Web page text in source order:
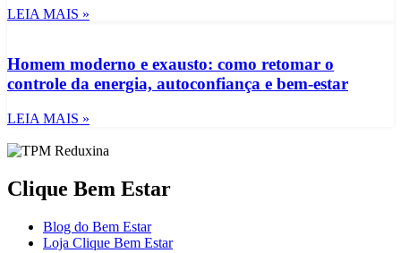
LEIA MAIS »
Homem moderno e exausto: como retomar o
controle da energia, autoconfiança e bem-estar
LEIA MAIS »
Clique Bem Estar
Blog do Bem Estar
Loja Clique Bem Estar